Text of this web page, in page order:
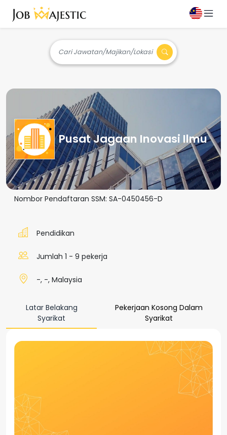
Cari Jawatan/Majikan/Lokasi
Pusat Jagaan Inovasi Ilmu
Nombor Pendaftaran SSM: SA-0450456-D
Pendidikan
Jumlah 1 - 9 pekerja
-, -, Malaysia
Latar Belakang
Syarikat
Pekerjaan Kosong Dalam
Syarikat